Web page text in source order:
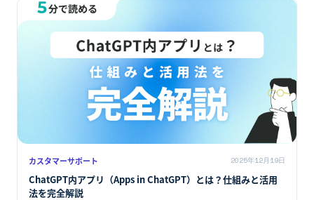
カスタマーサポート 2025年12月19日
ChatGPT内アプリ（Apps in ChatGPT）とは？仕組みと活用
法を完全解説